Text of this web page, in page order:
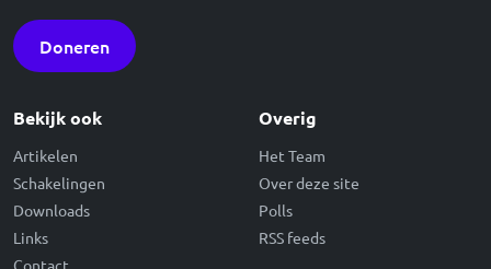
Doneren
Bekijk ook
Artikelen
Schakelingen
Downloads
Links
Contact
Overig
Het Team
Over deze site
Polls
RSS feeds